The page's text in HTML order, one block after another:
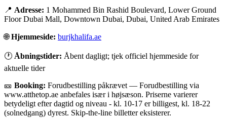
📍 Adresse: 1 Mohammed Bin Rashid Boulevard, Lower Ground
Floor Dubai Mall, Downtown Dubai, Dubai, United Arab Emirates
🌐Hjemmeside: burjkhalifa.ae
🕐 Åbningstider: Åbent dagligt; tjek officiel hjemmeside for
aktuelle tider
🎫 Booking: Forudbestilling påkrævet— Forudbestilling via
www.atthetop.ae anbefales især i højsæson. Priserne varierer
betydeligt efter dagtid og niveau - kl. 10-17 er billigest, kl. 18-22
(solnedgang) dyrest. Skip-the-line billetter eksisterer.